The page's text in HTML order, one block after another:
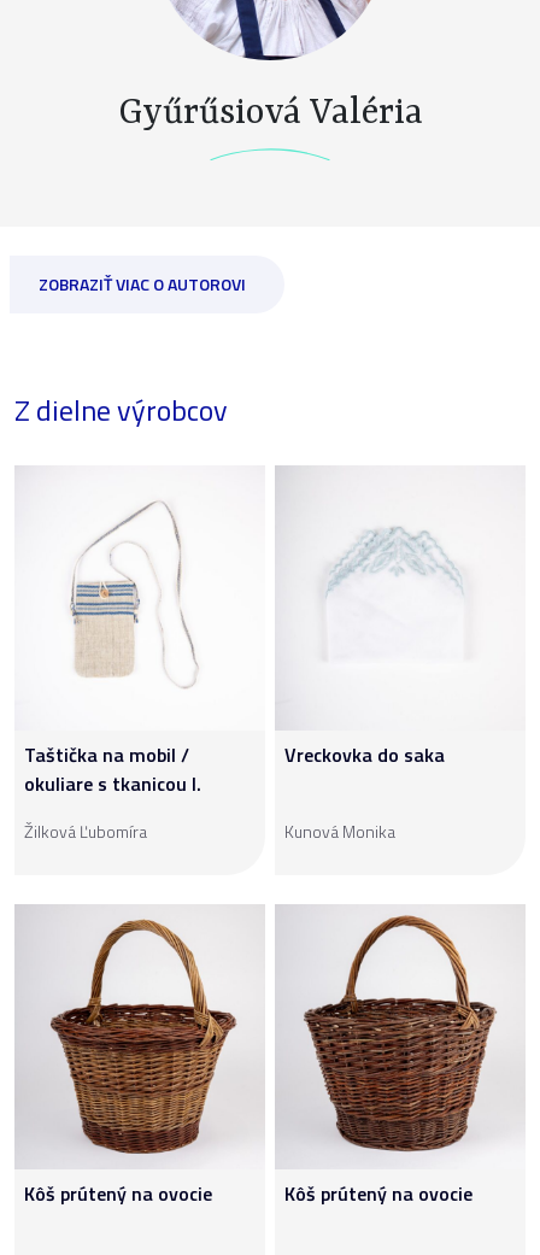
Gyűrűsiová Valéria
ZOBRAZIŤ VIAC O AUTOROVI
Z dielne výrobcov
Taštička na mobil /
okuliare s tkanicou I.
Žilková Ľubomíra
Vreckovka do saka
Kunová Monika
Kôš prútený na ovocie Kôš prútený na ovocie